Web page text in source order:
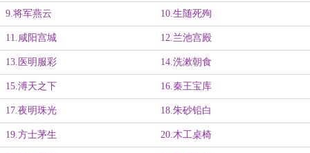
9.将军燕云 10.生随死殉
11.咸阳宫城 12.兰池宫殿
13.医明服彩 14.洗漱朝食
15.溥天之下 16.秦王宝库
17.夜明珠光 18.朱砂铅白
19.方士茅生 20.木工桌椅